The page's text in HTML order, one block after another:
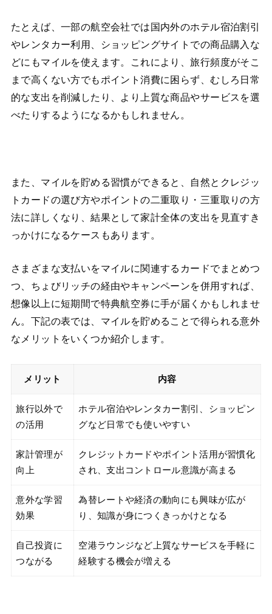
たとえば、一部の航空会社では国内外のホテル宿泊割引
やレンタカー利用、ショッピングサイトでの商品購入な
どにもマイルを使えます。これにより、旅行頻度がそこ
まで高くない方でもポイント消費に困らず、むしろ日常
的な支出を削減したり、より上質な商品やサービスを選
べたりするようになるかもしれません。
また、マイルを貯める習慣ができると、自然とクレジッ
トカードの選び方やポイントの二重取り・三重取りの方
法に詳しくなり、結果として家計全体の支出を見直すき
っかけになるケースもあります。
さまざまな支払いをマイルに関連するカードでまとめつ
つ、ちょびリッチの経由やキャンペーンを併用すれば、
想像以上に短期間で特典航空券に手が届くかもしれませ
ん。下記の表では、マイルを貯めることで得られる意外
なメリットをいくつか紹介します。
メリット 内容
旅行以外で
の活用
ホテル宿泊やレンタカー割引、ショッピン
グなど日常でも使いやすい
家計管理が
向上
クレジットカードやポイント活用が習慣化
され、支出コントロール意識が高まる
意外な学習
効果
為替レートや経済の動向にも興味が広が
り、知識が身につくきっかけとなる
自己投資に
つながる
空港ラウンジなど上質なサービスを手軽に
経験する機会が増える